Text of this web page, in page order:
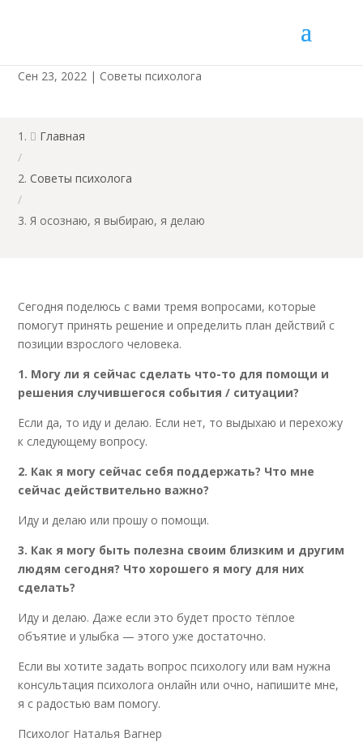
Я осознаю, я выбираю, я делаю
Сен 23, 2022 | Советы психолога
 Главная
/
Советы психолога
/
Я осознаю, я выбираю, я делаю
Сегодня поделюсь с вами тремя вопросами, которые
помогут принять решение и определить план действий с
позиции взрослого человека.
1. Могу ли я сейчас сделать что-то для помощи и
решения случившегося события / ситуации?
Если да, то иду и делаю. Если нет, то выдыхаю и перехожу
к следующему вопросу.
2. Как я могу сейчас себя поддержать? Что мне
сейчас действительно важно?
Иду и делаю или прошу о помощи.
3. Как я могу быть полезна своим близким и другим
людям сегодня? Что хорошего я могу для них
сделать?
Иду и делаю. Даже если это будет просто тёплое
объятие и улыбка — этого уже достаточно.
Если вы хотите задать вопрос психологу или вам нужна
консультация психолога онлайн или очно, напишите мне,
я с радостью вам помогу.
Психолог Наталья Вагнер